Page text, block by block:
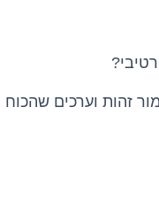
זהות וערכים שהכוח